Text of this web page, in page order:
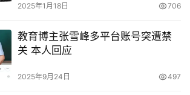
2025年1月18日 706
教育博主张雪峰多平台账号突遭禁
关 本人回应
2025年9月24日 497